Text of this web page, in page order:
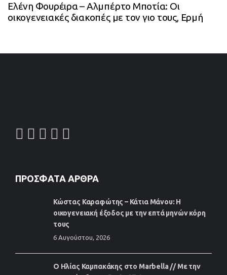
Ελένη Φουρέιρα – Αλμπέρτο Μποτία: Οι
οικογενειακές διακοπές με τον γιο τους, Ερμή
ΠΡΌΣΦΑΤΑ ΆΡΘΡΑ
Κώστας Καραφώτης – Κάτια Μάνου: Η
οικογενειακή έξοδος με την επτά μηνών κόρη
τους
6 Αυγούστου, 2026
Ο Ηλίας Καμπακάκης στο Marbella // Με την